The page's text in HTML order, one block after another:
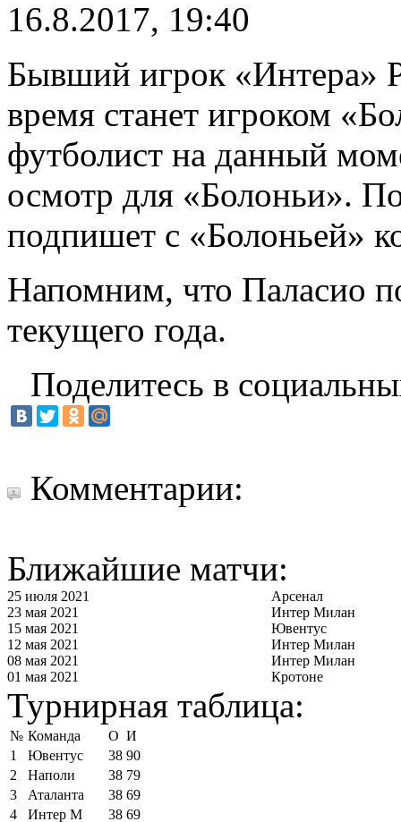
16.8.2017, 19:40
Бывший игрок «Интера»
время станет игроком
футболист на данный
осмотр для «Болоньи».
подпишет с «Болоньей»
Напомним, что Паласио
текущего года.
Поделитесь в
Комментарии:
Ближайшие матчи:
25 июля 2021
Арсенал
23 мая 2021
Интер Милан
15 мая 2021
Ювентус
12 мая 2021
Интер Милан
08 мая 2021
Интер Милан
01 мая 2021
Кротоне
Турнирная таблица:
№ Команда О И
1
Ювентус 38 90
2
Наполи 38 79
3
Аталанта 38 69
4
Интер М 38 69